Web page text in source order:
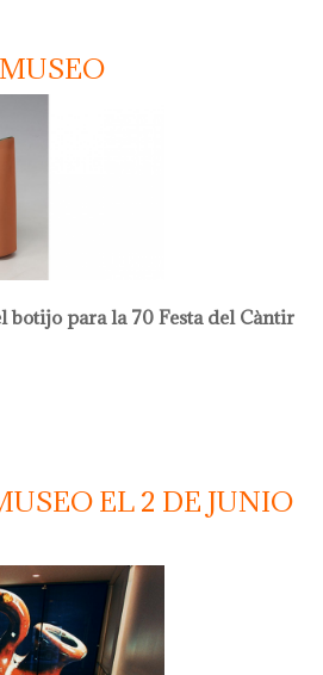
botijo para la 70 Festa del Càntir
en el museo
EL 2 DE JUNIO